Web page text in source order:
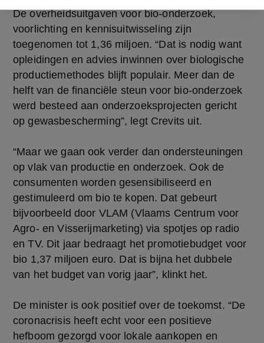
De overheidsuitgaven voor bio-onderzoek,
voorlichting en kennisuitwisseling zijn
toegenomen tot 1,36 miljoen. “Dat is nodig want
opleidingen en advies inwinnen over biologische
productiemethodes blijft populair. Meer dan de
helft van de financiële steun voor bio-onderzoek
werd besteed aan onderzoeksprojecten gericht
op gewasbescherming”, legt Crevits uit.
“Maar we gaan ook verder dan ondersteuningen
op vlak van productie en onderzoek. Ook de
consumenten worden gesensibiliseerd en
gestimuleerd om bio te kopen. Dat gebeurt
bijvoorbeeld door VLAM (Vlaams Centrum voor
Agro- en Visserijmarketing) via spotjes op radio
en TV. Dit jaar bedraagt het promotiebudget voor
bio 1,37 miljoen euro. Dat is bijna het dubbele
van het budget van vorig jaar”, klinkt het.
De minister is ook positief over de toekomst. “De
coronacrisis heeft echt voor een positieve
hefboom gezorgd voor lokale aankopen en